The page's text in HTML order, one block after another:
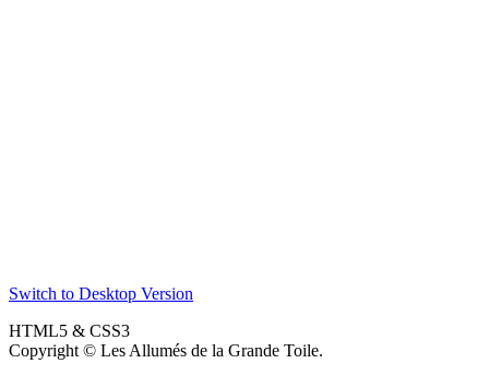
Switch to Desktop Version
HTML5 & CSS3
Copyright © Les Allumés de la Grande Toile.